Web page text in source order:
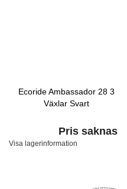
Ecoride Ambassador 28 3
Växlar Svart
Pris saknas
Visa lagerinformation